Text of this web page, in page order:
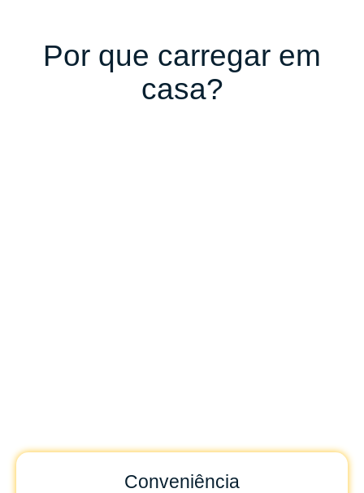
Por que carregar em
casa?
Conveniência